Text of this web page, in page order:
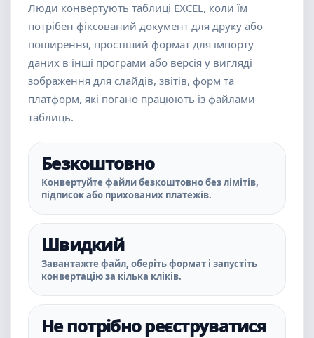
Люди конвертують таблиці EXCEL, коли їм
потрібен фіксований документ для друку або
поширення, простіший формат для імпорту
даних в інші програми або версія у вигляді
зображення для слайдів, звітів, форм та
платформ, які погано працюють із файлами
таблиць.
Безкоштовно
Конвертуйте файли безкоштовно без лімітів,
підписок або прихованих платежів.
Швидкий
Завантажте файл, оберіть формат і запустіть
конвертацію за кілька кліків.
Не потрібно реєструватися